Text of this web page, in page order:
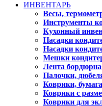
ИНВЕНТАРЬ
Весы,
Инструменты
Кухонный
Насадки
Насадки
Мешки
Лента
Палочки,
Коврики,
Коврики с
Коврики для